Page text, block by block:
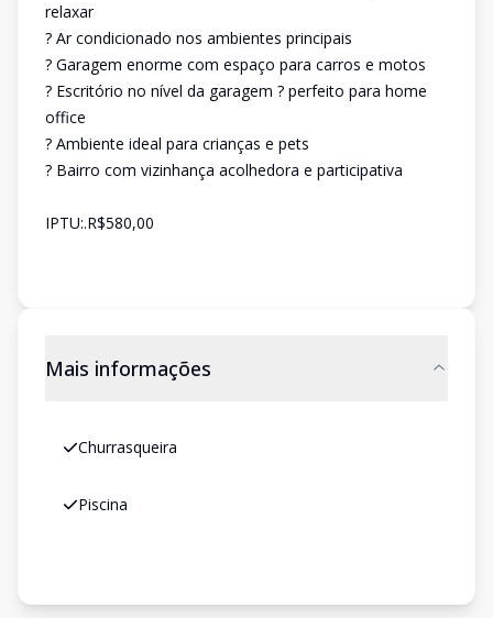
relaxar
? Ar condicionado nos ambientes principais
? Garagem enorme com espaço para carros e motos
? Escritório no nível da garagem ? perfeito para home
office
? Ambiente ideal para crianças e pets
? Bairro com vizinhança acolhedora e participativa
IPTU:.R$580,00
Mais informações
Churrasqueira
Piscina